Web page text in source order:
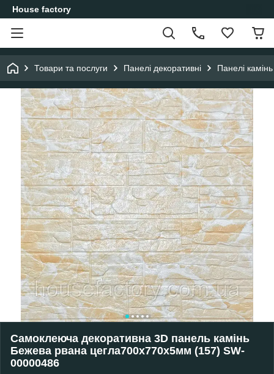
House factory
Товари та послуги Панелі декоративні Панелі камінь
Самоклеюча декоративна 3D панель камінь
Бежева рвана цегла700х770х5мм (157) SW-
00000486